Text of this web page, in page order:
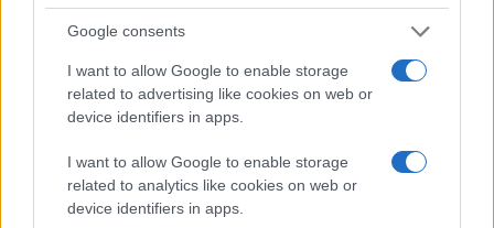
Google consents
I want to allow Google to enable storage
related to advertising like cookies on web or
device identifiers in apps.
I want to allow Google to enable storage
related to analytics like cookies on web or
device identifiers in apps.
παίκτη λεπτό προς λεπτό, εξασφαλίζοντας ότι ο
παίκτης παραμένει ανταγωνιστικός απέναντι στους
φίλους, τους εχθρούς και τους online ανταγωνιστές
Ο μηχανισμός Frostbite 2 καθιστά εφικτό το
expansive vistas και το απίστευτα ρεαλιστικό
περιβάλλον. Ο μηχανισμός DICE game, που συνέβαλλε